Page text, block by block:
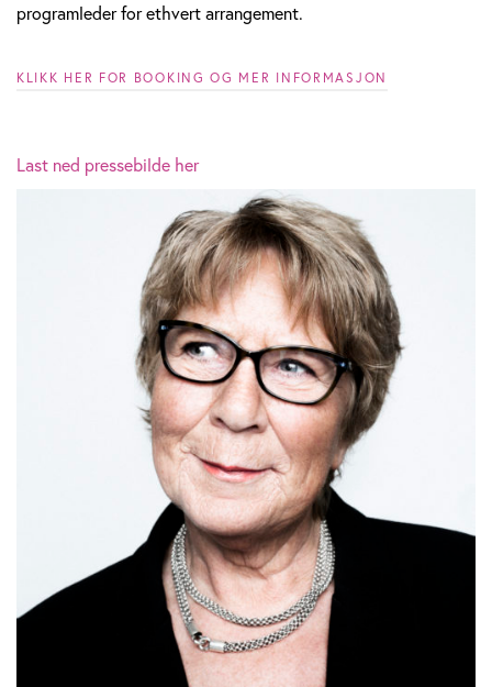
programleder for ethvert arrangement.
KLIKK HER FOR BOOKING OG MER INFORMASJON
Last ned pressebilde her